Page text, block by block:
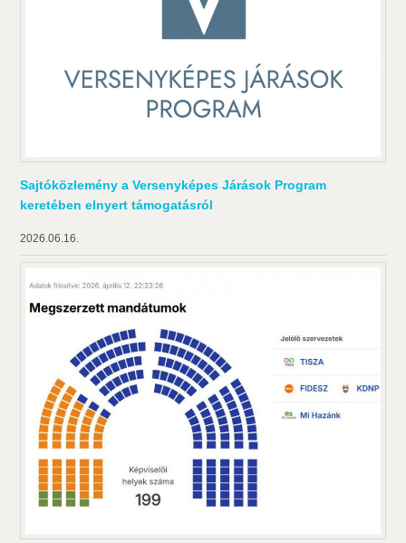
Sajtóközlemény a Versenyképes Járások Program
keretében elnyert támogatásról
2026.06.16.